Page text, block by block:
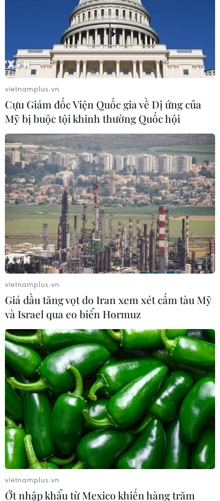
vietnamplus.vn
Cựu Giám đốc Viện Quốc gia về Dị ứng của
Mỹ bị buộc tội khinh thường Quốc hội
vietnamplus.vn
Giá dầu tăng vọt do Iran xem xét cấm tàu Mỹ
và Israel qua eo biển Hormuz
vietnamplus.vn
Ớt nhập khẩu từ Mexico khiến hàng trăm